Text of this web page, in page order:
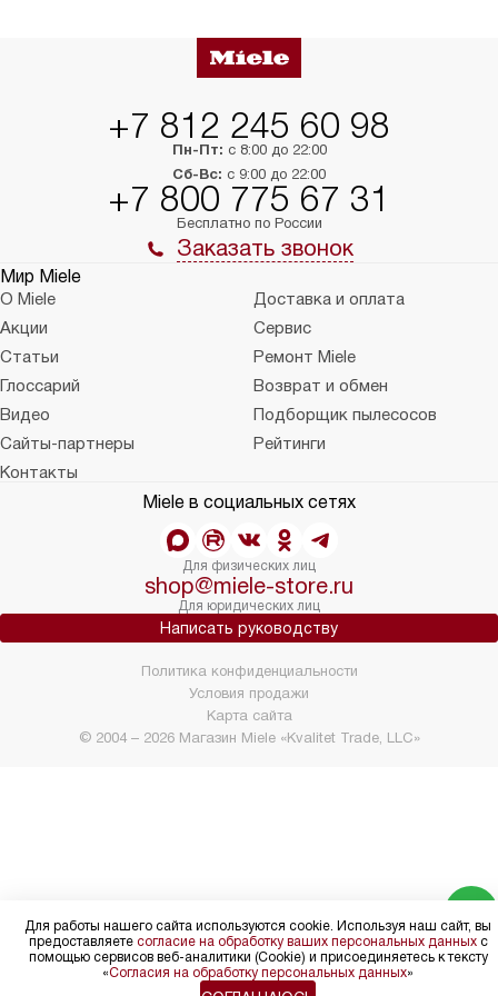
+7 812 245 60 98
Пн-Пт: с 8:00 до 22:00
Сб-Вс: с 9:00 до 22:00
+7 800 775 67 31
Бесплатно по России
Заказать звонок
Мир Miele
О Miele
Доставка и оплата
Акции
Сервис
Статьи
Ремонт Miele
Глоссарий
Возврат и обмен
Видео
Подборщик пылесосов
Сайты-партнеры
Рейтинги
Контакты
Miele в социальных сетях
Для физических лиц
shop@miele-store.ru
Для юридических лиц
Написать руководству
© 2004 – 2026 Магазин Miele «Kvalitet Trade, LLC»
Политика конфиденциальности
Условия продажи
Карта сайта
Для работы нашего сайта используются cookie. Используя наш сайт, вы
предоставляете согласие на обработку ваших персональных данныхс
помощью сервисов веб-аналитики (Cookie) и присоединяетесь к тексту
«Согласия на обработку персональных данных»